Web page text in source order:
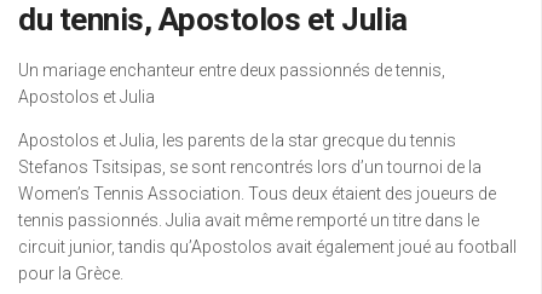
du tennis, Apostolos et Julia
Un mariage enchanteur entre deux passionnés de tennis,
Apostolos et Julia
Apostolos et Julia, les parents de la star grecque du tennis
Stefanos Tsitsipas, se sont rencontrés lors d’un tournoi de la
Women’s Tennis Association. Tous deux étaient des joueurs de
tennis passionnés. Julia avait même remporté un titre dans le
circuit junior, tandis qu’Apostolos avait également joué au football
pour la Grèce.